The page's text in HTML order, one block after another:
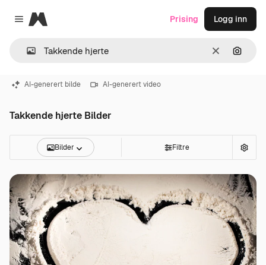
Close menu
Magnific
Slett Søk
Prising Logg inn
AI-generert bilde AI-generert video
Takkende hjerte Bilder
Bilder Filtre